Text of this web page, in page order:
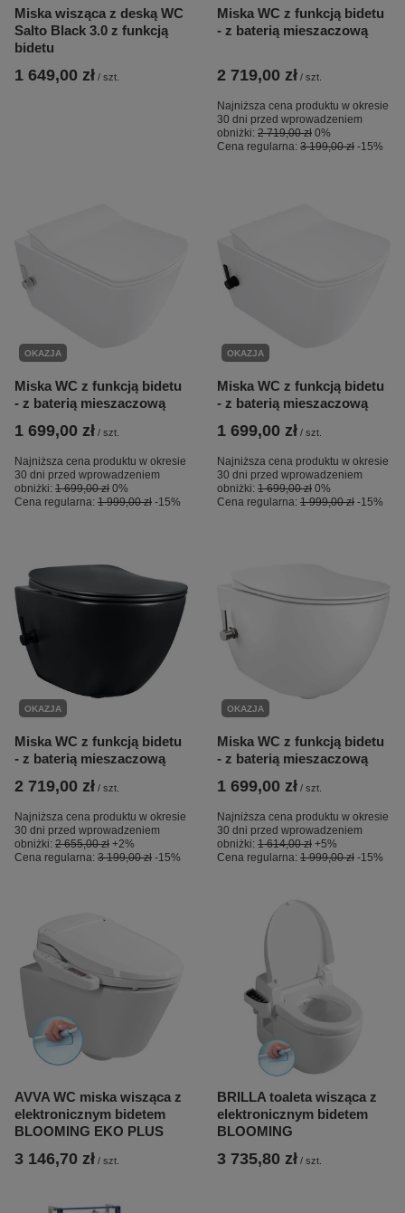
Miska wisząca z deską WC
Salto Black 3.0 z funkcją
bidetu
1 649,00 zł / szt.
Miska WC z funkcją bidetu
- z baterią mieszaczową
2 719,00 zł / szt.
Najniższa cena produktu w okresie
30 dni przed wprowadzeniem
obniżki: 2 719,00 zł 0%
Cena regularna: 3 199,00 zł -15%
OKAZJA
Miska WC z funkcją bidetu
- z baterią mieszaczową
1 699,00 zł / szt.
Najniższa cena produktu w okresie
30 dni przed wprowadzeniem
obniżki: 1 699,00 zł 0%
Cena regularna: 1 999,00 zł -15%
OKAZJA
Miska WC z funkcją bidetu
- z baterią mieszaczową
1 699,00 zł / szt.
Najniższa cena produktu w okresie
30 dni przed wprowadzeniem
obniżki: 1 699,00 zł 0%
Cena regularna: 1 999,00 zł -15%
OKAZJA
Miska WC z funkcją bidetu
- z baterią mieszaczową
2 719,00 zł / szt.
Najniższa cena produktu w okresie
30 dni przed wprowadzeniem
obniżki: 2 655,00 zł +2%
Cena regularna: 3 199,00 zł -15%
OKAZJA
Miska WC z funkcją bidetu
- z baterią mieszaczową
1 699,00 zł / szt.
Najniższa cena produktu w okresie
30 dni przed wprowadzeniem
obniżki: 1 614,00 zł +5%
Cena regularna: 1 999,00 zł -15%
AVVA WC miska wisząca z
elektronicznym bidetem
BLOOMING EKO PLUS
3 146,70 zł / szt.
BRILLA toaleta wisząca z
elektronicznym bidetem
BLOOMING
3 735,80 zł / szt.